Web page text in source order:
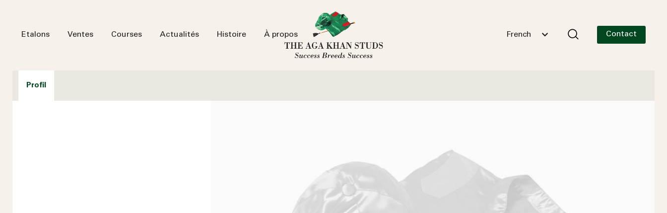
Etalons Ventes Courses Actualités Histoire À propos French Contact
Profil